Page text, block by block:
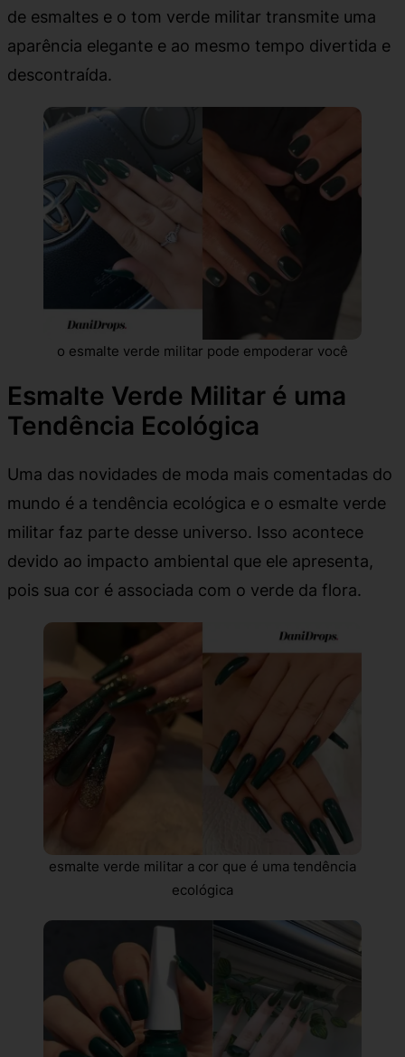
de esmaltes e o tom verde militar transmite uma
aparência elegante e ao mesmo tempo divertida e
descontraída.
o esmalte verde militar pode empoderar você
Esmalte Verde Militar é uma
Tendência Ecológica
Uma das novidades de moda mais comentadas do
mundo é a tendência ecológica e o esmalte verde
militar faz parte desse universo. Isso acontece
devido ao impacto ambiental que ele apresenta,
pois sua cor é associada com o verde da flora.
esmalte verde militar a cor que é uma tendência
ecológica